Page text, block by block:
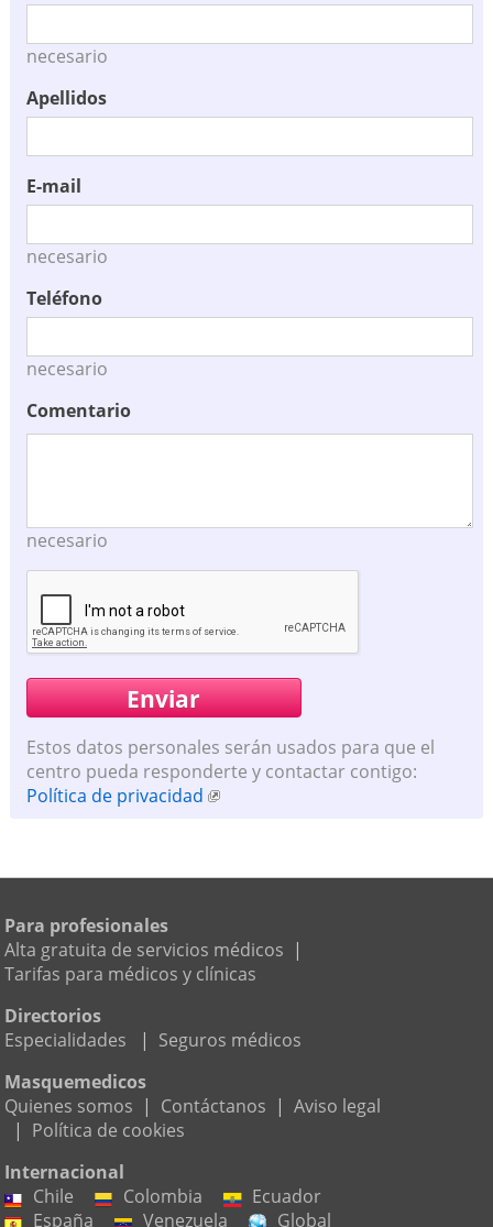
necesario
Apellidos
E-mail
necesario
Teléfono
necesario
Comentario
necesario
Estos datos personales serán usados para que el
centro pueda responderte y contactar contigo:
Política de privacidad
Para profesionales
Alta gratuita de servicios médicos |
Tarifas para médicos y clínicas
Directorios
Especialidades
| Seguros médicos
Masquemedicos
Quienes somos | Contáctanos | Aviso legal
| Política de cookies
Internacional
Chile
Colombia
Ecuador
España
Venezuela Global